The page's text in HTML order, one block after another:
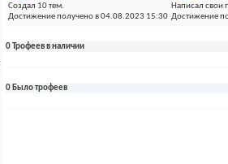
Создал 10 тем.
Достижение получено в 04.08.2023 15:30
Написал свои
Достижение
0 Трофеев в наличии
0 Было трофеев